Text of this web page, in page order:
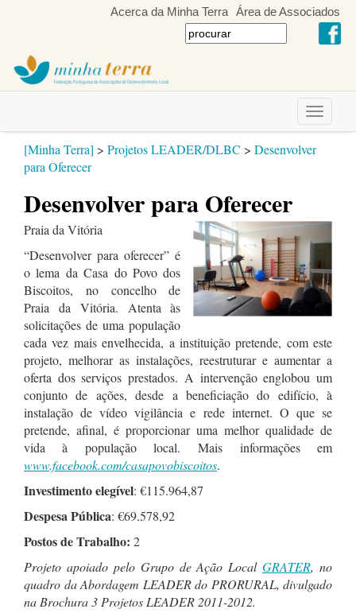
Acerca da Minha Terra Área de Associados
Toggle
[Minha Terra] > Projetos LEADER/DLBC > Desenvolver
para Oferecer
Desenvolver para Oferecer
Praia da Vitória
“Desenvolver para oferecer” é
o lema da Casa do Povo dos
Biscoitos, no concelho de
Praia da Vitória. Atenta às
solicitações de uma população
cada vez mais envelhecida, a instituição pretende, com este
projeto, melhorar as instalações, reestruturar e aumentar a
oferta dos serviços prestados. A intervenção englobou um
conjunto de ações, desde a beneficiação do edifício, à
instalação de vídeo vigilância e rede internet. O que se
pretende, afinal, é proporcionar uma melhor qualidade de
vida à população local. Mais informações em
www.facebook.com/casapovobiscoitos.
Investimento elegível: €115.964,87
Despesa Pública: €69.578,92
Postos de Trabalho: 2
Projeto apoiado pelo Grupo de Ação LocalGRATER, no
quadro da Abordagem LEADER do PRORURAL, divulgado
na Brochura 3 Projetos LEADER 2011-2012.